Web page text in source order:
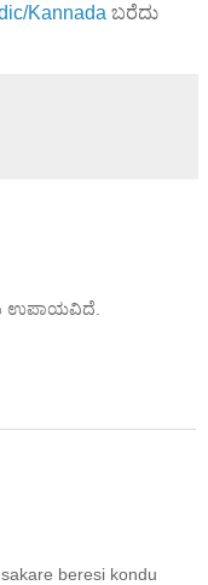
Kannada ಬರೆದು
ಉಪಾಯವಿದೆ.
beresi kondu